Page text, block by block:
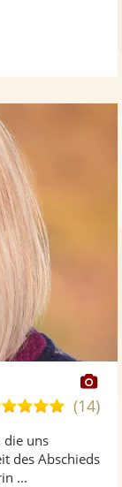
5,0
5
(14)
die uns
des Abschieds
...